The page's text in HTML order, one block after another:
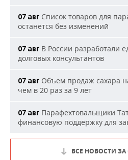
07 авг Список товаров для
останется без изменений
07 авг В России разработали
долговых консультантов
07 авг Объем продаж сахара
чем в 20 раз за 9 лет
07 авг Парафехтовальщики
финансовую поддержку для
ВСЕ НОВОСТИ ЗА